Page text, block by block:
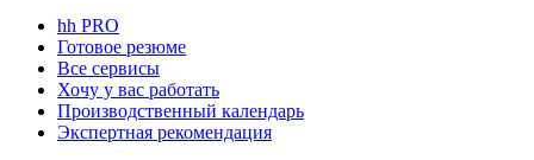
hh PRO
Готовое резюме
Все сервисы
Хочу у вас работать
Производственный календарь
Экспертная рекомендация